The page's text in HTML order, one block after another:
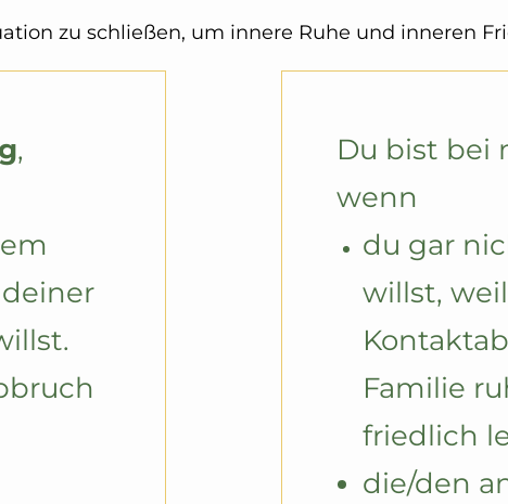
zu schließen, um innere Ruhe und inneren
,
Du bist bei
wenn
du gar
willst,
Familie
friedlich
die/den